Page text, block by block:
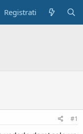
Registrati
#1